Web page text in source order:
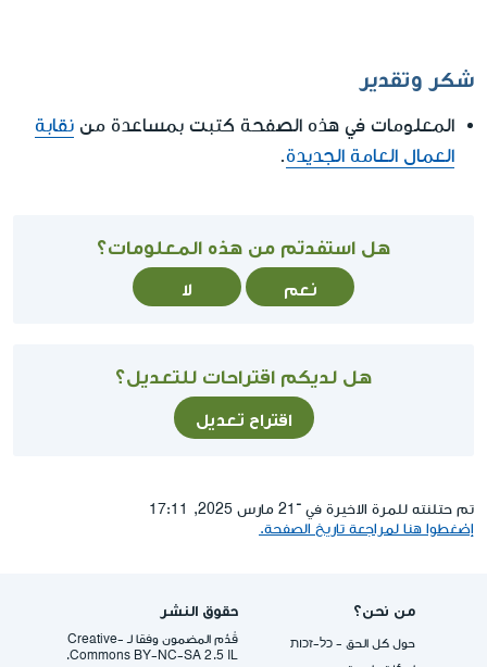
شكر وتقدير
المعلومات في هذه الصفحة كتبت بمساعدة من نقابة
العمال العامة الجديدة.
هل استفدتم من هذه المعلومات؟
نعم لا
هل لديكم اقتراحات للتعديل؟
اقتراح تعديل
تم حتلنته للمرة الاخيرة في ־21 مارس 2025, 17:11
إضغطوا هنا لمراجعة تاريخ الصفحة.
من نحن؟
حول كل الحق - כל-זכות
حقوق النشر
قُدِّم المضمون وفقا لـ -Creative
Commons BY-NC-SA 2.5 IL.